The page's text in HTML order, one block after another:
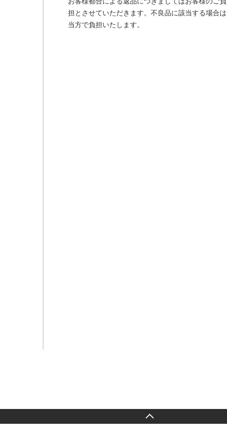
担とさせていただきます。不良品に該当する場合は
当方で負担いたします。